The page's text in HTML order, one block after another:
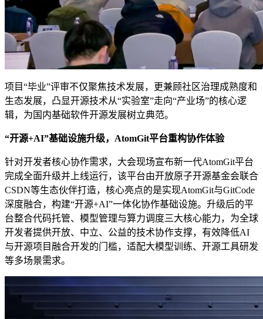
项目“毕业”评审不仅聚焦技术发展，更兼顾社区治理成熟度和
生态发展，凸显开源技术从“实验室”走向“产业场”的核心逻
辑，为国内基础软件开源发展树立典范。
“开源+AI”基础设施升级，AtomGit平台重构协作体验
针对开发者核心协作需求，大会现场宣布新一代AtomGit平台
完成全面升级并上线运行，该平台由开放原子开源基金会联合
CSDN等生态伙伴打造，核心亮点的是实现AtomGit与GitCode
深度融合，构建“开源+AI”一体化协作基础设施。升级后的平
台整合代码托管、模型管理与算力调度三大核心能力，为全球
开发者提供开放、中立、公益的技术协作支撑，有效降低AI
与开源项目融合开发的门槛，适配大模型训练、开源工具研发
等多场景需求。